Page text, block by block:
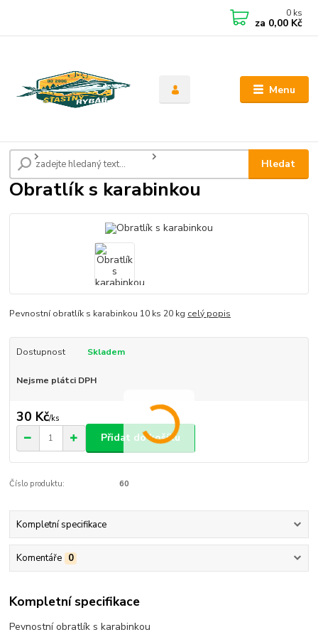
Menu
Hledat
0 ks
za 0,00 Kč
Úvod Háčky, obratlíky, karabinky
Obratlík s karabinkou
Pevnostní obratlík s karabinkou 10 ks 20 kg celý popis
Dostupnost Skladem
Nejsme plátci DPH
30 Kč/ks
Přidat do košíku
Číslo produktu: 60
Kompletní specifikace
Komentáře 0
Kompletní specifikace
Pevnostní obratlík s karabinkou